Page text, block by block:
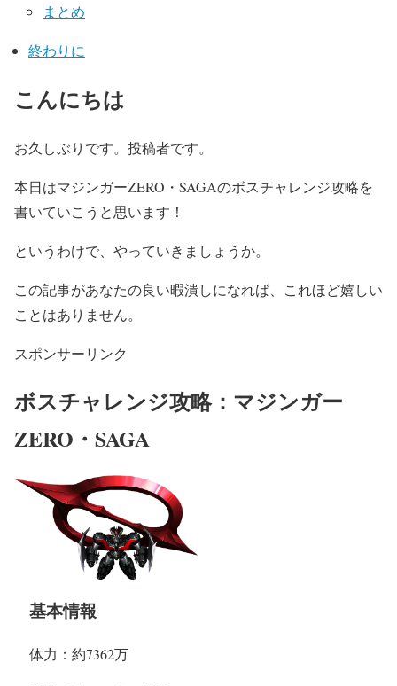
まとめ
終わりに
こんにちは
お久しぶりです。投稿者です。
本日はマジンガーZERO・SAGAのボスチャレンジ攻略を
書いていこうと思います！
というわけで、やっていきましょうか。
この記事があなたの良い暇潰しになれば、これほど嬉しい
ことはありません。
スポンサーリンク
ボスチャレンジ攻略：マジンガー
ZERO・SAGA
基本情報
体力：約7362万